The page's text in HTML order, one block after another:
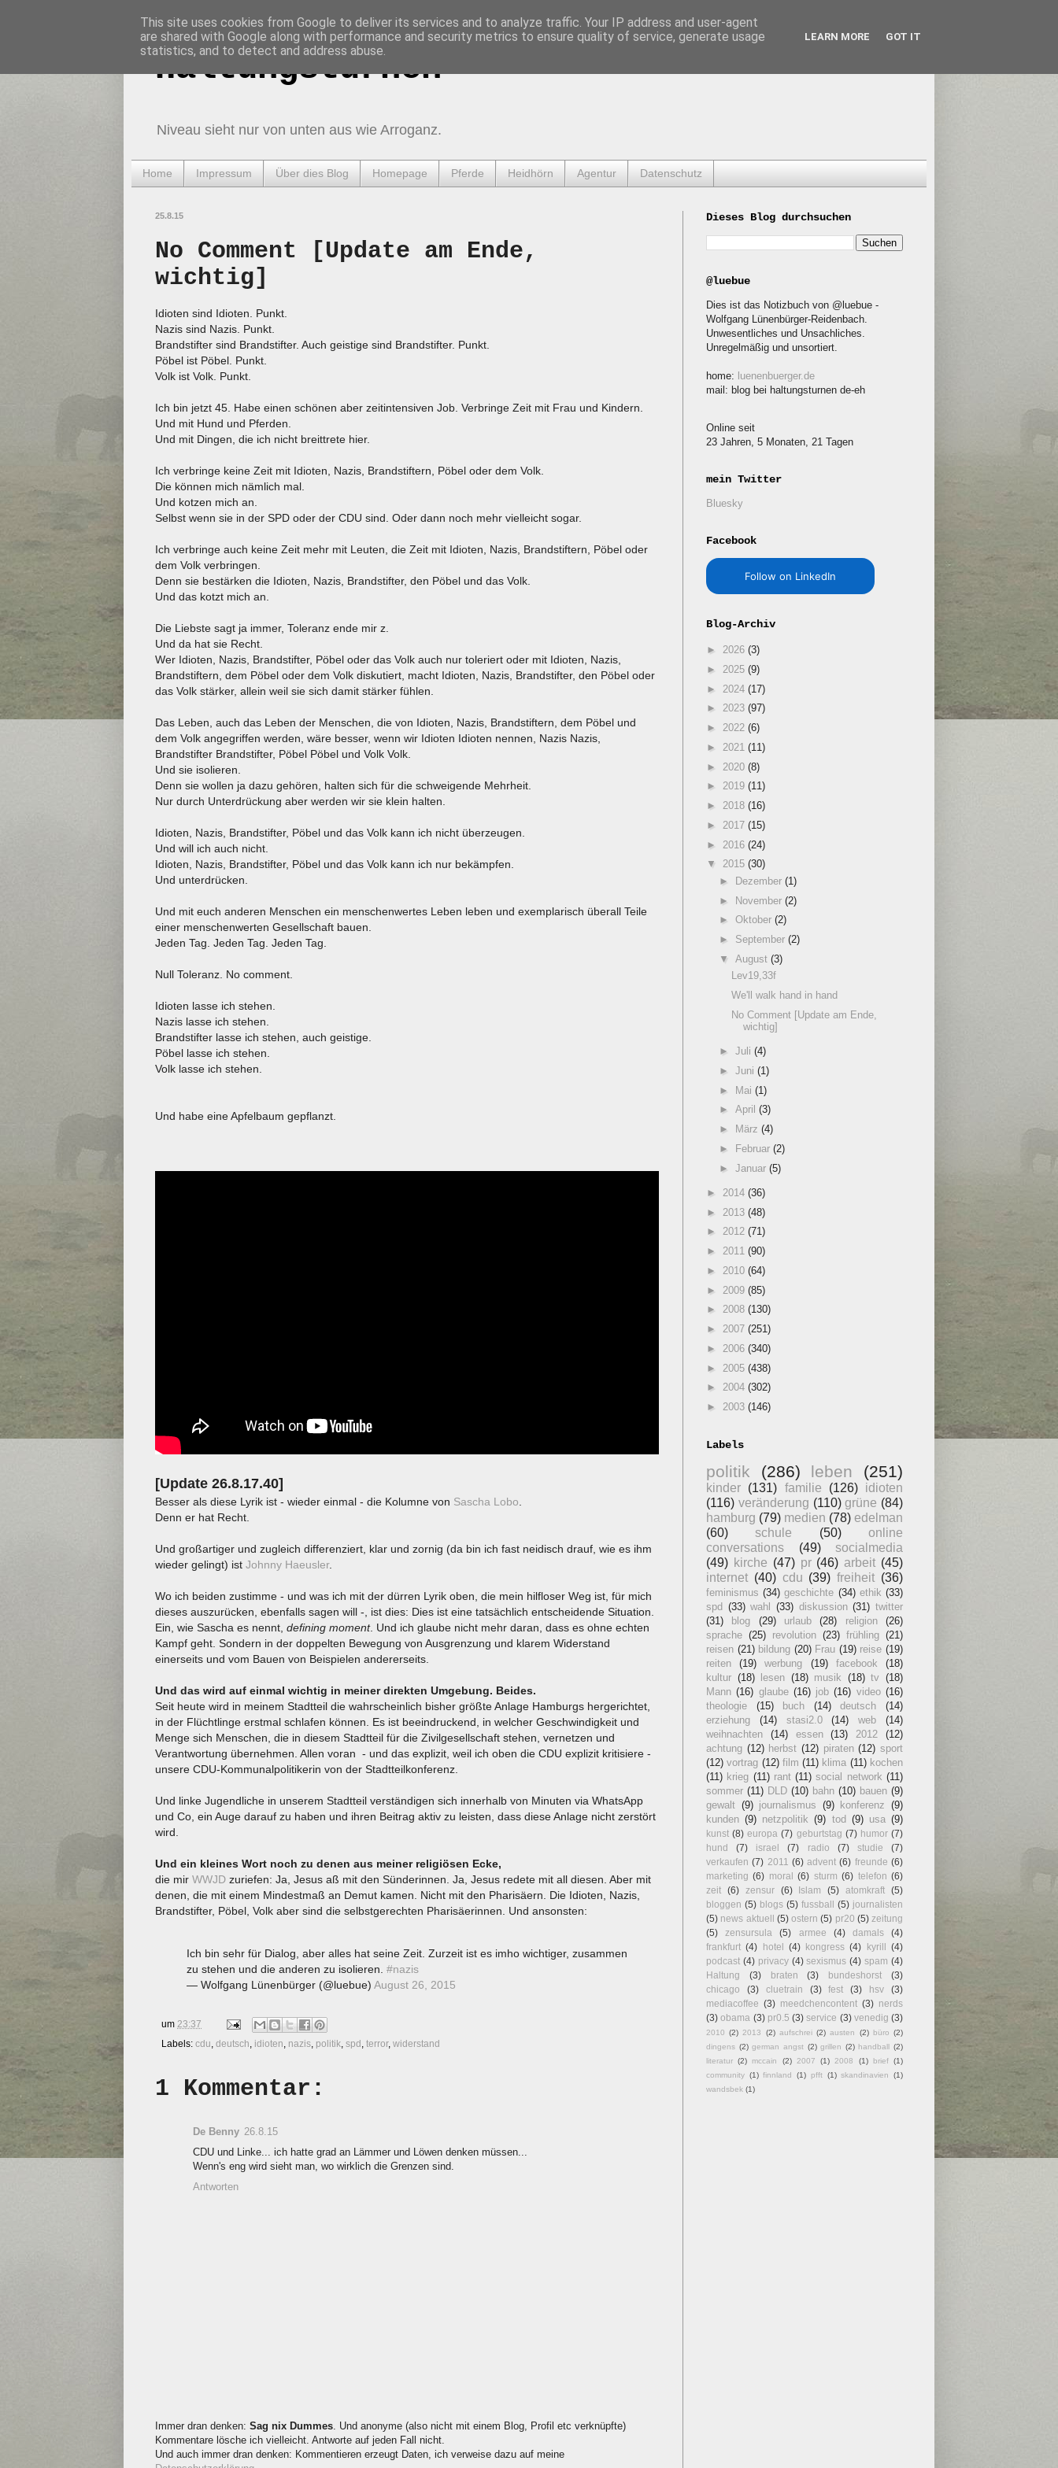
Haltungsturnen
Niveau sieht nur von unten aus wie Arroganz.
Home Impressum Über dies Blog Homepage Pferde Heidhörn Agentur Datenschutz
25.8.15
No Comment [Update am Ende,
wichtig]
Idioten sind Idioten. Punkt.
Nazis sind Nazis. Punkt.
Brandstifter sind Brandstifter. Auch geistige sind Brandstifter. Punkt.
Pöbel ist Pöbel. Punkt.
Volk ist Volk. Punkt.
Ich bin jetzt 45. Habe einen schönen aber zeitintensiven Job. Verbringe Zeit mit Frau und Kindern.
Und mit Hund und Pferden.
Und mit Dingen, die ich nicht breittrete hier.
Ich verbringe keine Zeit mit Idioten, Nazis, Brandstiftern, Pöbel oder dem Volk.
Die können mich nämlich mal.
Und kotzen mich an.
Selbst wenn sie in der SPD oder der CDU sind. Oder dann noch mehr vielleicht sogar.
Ich verbringe auch keine Zeit mehr mit Leuten, die Zeit mit Idioten, Nazis, Brandstiftern, Pöbel oder
dem Volk verbringen.
Denn sie bestärken die Idioten, Nazis, Brandstifter, den Pöbel und das Volk.
Und das kotzt mich an.
Die Liebste sagt ja immer, Toleranz ende mir z.
Und da hat sie Recht.
Wer Idioten, Nazis, Brandstifter, Pöbel oder das Volk auch nur toleriert oder mit Idioten, Nazis,
Brandstiftern, dem Pöbel oder dem Volk diskutiert, macht Idioten, Nazis, Brandstifter, den Pöbel oder
das Volk stärker, allein weil sie sich damit stärker fühlen.
Das Leben, auch das Leben der Menschen, die von Idioten, Nazis, Brandstiftern, dem Pöbel und
dem Volk angegriffen werden, wäre besser, wenn wir Idioten Idioten nennen, Nazis Nazis,
Brandstifter Brandstifter, Pöbel Pöbel und Volk Volk.
Und sie isolieren.
Denn sie wollen ja dazu gehören, halten sich für die schweigende Mehrheit.
Nur durch Unterdrückung aber werden wir sie klein halten.
Idioten, Nazis, Brandstifter, Pöbel und das Volk kann ich nicht überzeugen.
Und will ich auch nicht.
Idioten, Nazis, Brandstifter, Pöbel und das Volk kann ich nur bekämpfen.
Und unterdrücken.
Und mit euch anderen Menschen ein menschenwertes Leben leben und exemplarisch überall Teile
einer menschenwerten Gesellschaft bauen.
Jeden Tag. Jeden Tag. Jeden Tag.
Null Toleranz. No comment.
Idioten lasse ich stehen.
Nazis lasse ich stehen.
Brandstifter lasse ich stehen, auch geistige.
Pöbel lasse ich stehen.
Volk lasse ich stehen.
Und habe eine Apfelbaum gepflanzt.
[Update 26.8.17.40]
Besser als diese Lyrik ist - wieder einmal - die Kolumne von Sascha Lobo
Denn er hat Recht.
Und großartiger und zugleich differenziert, klar und zornig (da bin ich fast neidisch drauf, wie es ihm
wieder gelingt) ist Johnny Haeusler.
Wo ich beiden zustimme - und was ich mit der dürren Lyrik oben, die mein hilfloser Weg ist, für mich
dieses auszurücken, ebenfalls sagen will -, ist dies: Dies ist eine tatsächlich entscheidende Situation.
Ein, wie Sascha es nennt, defining moment. Und ich glaube nicht mehr daran, dass es ohne echten
Kampf geht. Sondern in der doppelten Bewegung von Ausgrenzung und klarem Widerstand
einerseits und vom Bauen von Beispielen andererseits.
Und das wird auf einmal wichtig in meiner direkten Umgebung. Beides.
Seit heute wird in meinem Stadtteil die wahrscheinlich bisher größte Anlage Hamburgs hergerichtet,
in der Flüchtlinge erstmal schlafen können. Es ist beeindruckend, in welcher Geschwindigkeit und
Menge sich Menschen, die in diesem Stadtteil für die Zivilgesellschaft stehen, vernetzen und
Verantwortung übernehmen. Allen voran - und das explizit, weil ich oben die CDU explizit kritisiere -
unsere CDU-Kommunalpolitikerin von der Stadtteilkonferenz.
Und linke Jugendliche in unserem Stadtteil verständigen sich innerhalb von Minuten via WhatsApp
und Co, ein Auge darauf zu haben und ihren Beitrag aktiv zu leisten, dass diese Anlage nicht zerstört
wird.
Und ein kleines Wort noch zu denen aus meiner religiösen Ecke,
die mir WWJD zuriefen: Ja, Jesus aß mit den Sünderinnen. Ja, Jesus redete mit all diesen. Aber mit
denen, die mit einem Mindestmaß an Demut kamen. Nicht mit den Pharisäern. Die Idioten, Nazis,
Brandstifter, Pöbel, Volk aber sind die selbstgerechten Pharisäerinnen. Und ansonsten:
Ich bin sehr für Dialog, aber alles hat seine Zeit. Zurzeit ist es imho wichtiger, zusammen
zu stehen und die anderen zu isolieren. #nazis
— Wolfgang Lünenbürger (@luebue) August 26, 2015
um 23:37
Labels: cdu deutsch idioten nazis politik spd terror, widerstand
1 Kommentar:
De Benny 26.8.15
CDU und Linke... ich hatte grad an Lämmer und Löwen denken müssen...
Wenn's eng wird sieht man, wo wirklich die Grenzen sind.
Antworten
Immer dran denken: Sag nix Dummes . Und anonyme (also nicht mit einem Blog, Profil etc verknüpfte)
Kommentare lösche ich vielleicht. Antworte auf jeden Fall nicht.
Und auch immer dran denken: Kommentieren erzeugt Daten, ich verweise dazu auf meine
Dieses Blog durchsuchen
@luebue
Dies ist das Notizbuch von @luebue -
Wolfgang Lünenbürger-Reidenbach.
Unwesentliches und Unsachliches.
Unregelmäßig und unsortiert.
home: luenenbuerger.de
mail: blog bei haltungsturnen de-eh
Online seit
23 Jahren, 5 Monaten, 21 Tagen
mein Twitter
Bluesky
Facebook
Follow on LinkedIn
Blog-Archiv
► 2026 (3)
► 2025 (9)
► 2024 (17)
► 2023 (97)
► 2022 (6)
► 2021 (11)
► 2020 (8)
► 2019 (11)
► 2018 (16)
► 2017 (15)
► 2016 (24)
▼ 2015 (30)
►
Dezember (1)
► November (2)
► Oktober (2)
► September (2)
▼ August (3)
Lev19,33f
We'll walk hand in hand
No Comment [Update am Ende,
wichtig]
► Juli (4)
► Juni (1)
► Mai (1)
► April (3)
►
März (4)
►
Februar (2)
► Januar (5)
► 2014 (36)
► 2013 (48)
► 2012 (71)
► 2011 (90)
► 2010 (64)
► 2009 (85)
► 2008 (130)
► 2007 (251)
► 2006 (340)
► 2005 (438)
► 2004 (302)
► 2003 (146)
Labels
politik (286) leben (251)
kinder (131) familie (126)
idioten
(116) veränderung (110) grüne (84)
hamburg (79) medien (78) edelman
(60)
schule (50)
online
conversations
(49)
socialmedia
(49) kirche (47) pr (46) arbeit (45)
internet (40) cdu (39) freiheit (36)
feminismus (34) geschichte (34) ethik (33)
spd (33) wahl (33) diskussion (31) twitter
(31)
blog (29) urlaub (28) religion
(26)
sprache (25) revolution (23) frühling (21)
reisen (21) bildung (20) Frau (19) reise (19)
reiten
(19) werbung (19) facebook
(18)
kultur (18) lesen (18) musik (18) tv
(18)
Mann (16) glaube (16) job (16) video (16)
theologie
(15) buch (14) deutsch
(14)
erziehung
(14) stasi2.0 (14) web
(14)
weihnachten
(14) essen (13) 2012
(12)
achtung (12) herbst (12) piraten (12) sport
(12) vortrag (12) film (11) klima (11) kochen
(11) krieg (11) rant (11) social network (11)
sommer (11) DLD (10) bahn (10) bauen (9)
gewalt (9) journalismus (9) konferenz
(9)
kunden (9) netzpolitik (9) tod (9) usa (9)
kunst (8) europa (7) geburtstag (7) humor (7)
hund
(7) israel (7) radio (7) studie
(7)
verkaufen (7) 2011 (6) advent (6) freunde (6)
marketing (6) moral (6) sturm (6) telefon (6)
zeit
(6) zensur (6) Islam (5) atomkraft
(5)
bloggen (5) blogs (5) fussball (5) journalisten
(5) news aktuell (5) ostern (5) pr20 (5) zeitung
(5)
zensursula (5) armee (4) damals
(4)
frankfurt (4) hotel (4) kongress (4) kyrill
(4)
podcast (4) privacy (4) sexismus (4) spam (4)
Haltung
(3) braten (3) bundeshorst
(3)
chicago
(3) cluetrain (3) fest (3) hsv
(3)
mediacoffee (3) meedchencontent (3) nerds
(3) obama (3) pr0.5 (3) service (3) venedig (3)
2010 (2) 2013 (2) aufschrei (2) austen (2) büro (2)
dingens (2) german angst (2) grillen (2) handball
(2)
literatur (2) mccain (2) 2007 (1) 2008 (1) brief (1)
community (1) finnland (1) pfft (1) skandinavien
(1)
wandsbek (1)
This site uses cookies from Google to deliver its services and to analyze traffic. Your IP address and user-agent
are shared with Google along with performance and security metrics to ensure quality of service, generate usage
statistics, and to detect and address abuse.
LEARN MORE GOT IT